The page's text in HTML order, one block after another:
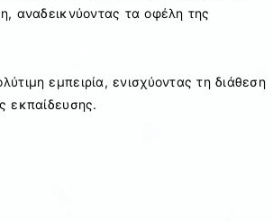
αναδεικνύοντας τα οφέλη της
εμπειρία, ενισχύοντας τη διάθεση
εκπαίδευσης.